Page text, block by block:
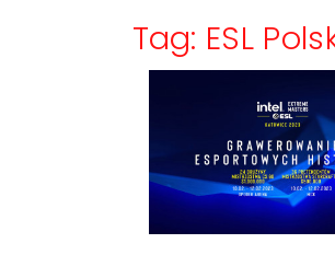
Tag: ESL